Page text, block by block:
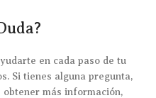
en cada paso de tu
Si tienes alguna pregunta,
más información,